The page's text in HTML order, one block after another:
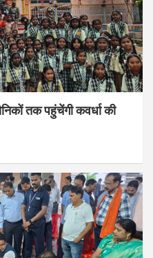
तक पहुंचेंगी कवर्धा की